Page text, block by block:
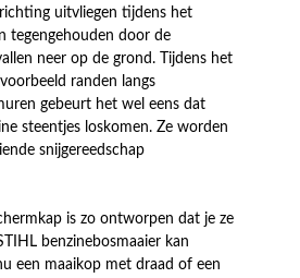
uitvliegen tijdens het
tegengehouden door de
neer op de grond. Tijdens het
randen langs
gebeurt het wel eens dat
steentjes loskomen. Ze worden
snijgereedschap
is zo ontworpen dat je ze
benzinebosmaaier kan
een maaikop met draad of een